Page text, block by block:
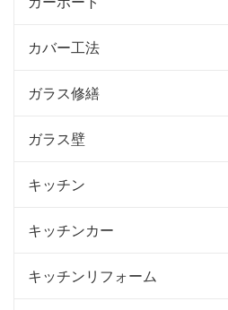
カバー工法
ガラス修繕
ガラス壁
キッチン
キッチンカー
キッチンリフォーム